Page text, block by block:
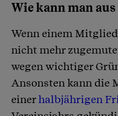
Wie kann man
Wenn einem
nicht mehr
wegen wichtiger
Ansonsten kann die
einerhalbjährigen